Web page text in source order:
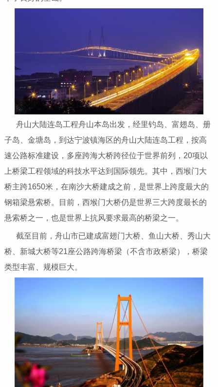
舟山大陆连岛工程舟山本岛出发，经里钓岛、富翅岛、册
子岛、金塘岛，到达宁波镇海区的舟山大陆连岛工程，按高
速公路标准建设，多座跨海大桥跨径位于世界前列，20项以
上桥梁工程领域的科技水平达到国际领先。其中，西堠门大
桥主跨1650米，在南沙大桥建成之前，是世界上跨度最大的
钢箱梁悬索桥。目前，西堠门大桥仍是世界三大跨度最长的
悬索桥之一，也是世界上抗风要求最高的桥梁之一。
截至目前，舟山市已建成富翅门大桥、鱼山大桥、秀山大
桥、新城大桥等21座公路跨海桥梁（不含市政桥梁），桥梁
类型丰富、规模巨大。